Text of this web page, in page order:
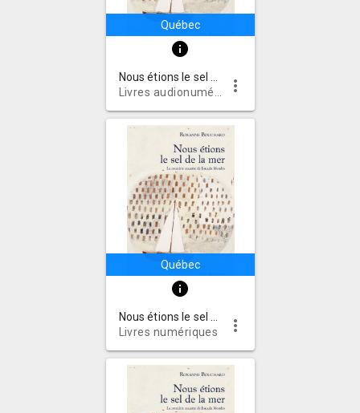
Québec
info
more_vert
Québec
info
Livres numériques
more_vert